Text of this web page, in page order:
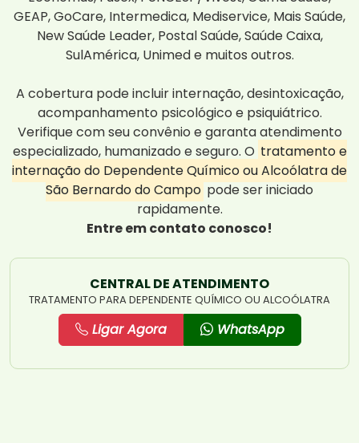
GEAP, GoCare, Intermedica, Mediservice, Mais Saúde,
New Saúde Leader, Postal Saúde, Saúde Caixa,
SulAmérica, Unimed e muitos outros.
A cobertura pode incluir internação, desintoxicação,
acompanhamento psicológico e psiquiátrico.
Verifique com seu convênio e garanta atendimento
especializado, humanizado e seguro. O tratamento e
internação do Dependente Químico ou Alcoólatra de
São Bernardo do Campo pode ser iniciado
rapidamente.
Entre em contato conosco!
CENTRAL DE ATENDIMENTO
TRATAMENTO PARA DEPENDENTE QUÍMICO OU ALCOÓLATRA
Ligar Agora WhatsApp